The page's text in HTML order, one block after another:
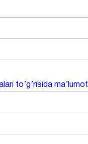
to’g’risida ma’lumot